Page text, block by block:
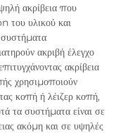
ακρίβεια που
υλικού και
ακριβή έλεγχο
ακρίβεια
χρησιμοποιούν
κοπή ή λέιζερ κοπή,
τα συστήματα είναι σε
ακόμη και σε υψηλές